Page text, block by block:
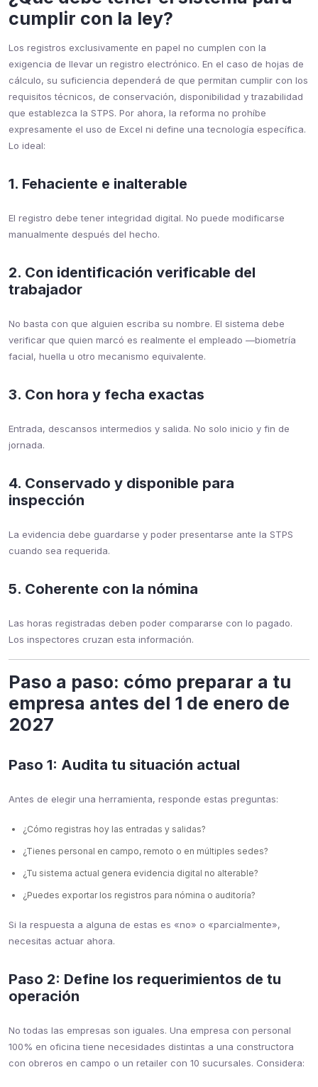
cumplir con la ley?
Los registros exclusivamente en papel no cumplen con la
exigencia de llevar un registro electrónico. En el caso de hojas de
cálculo, su suficiencia dependerá de que permitan cumplir con los
requisitos técnicos, de conservación, disponibilidad y trazabilidad
que establezca la STPS. Por ahora, la reforma no prohíbe
expresamente el uso de Excel ni define una tecnología específica.
Lo ideal:
1. Fehaciente e inalterable
El registro debe tener integridad digital. No puede modificarse
manualmente después del hecho.
2. Con identificación verificable del
trabajador
No basta con que alguien escriba su nombre. El sistema debe
verificar que quien marcó es realmente el empleado —biometría
facial, huella u otro mecanismo equivalente.
3. Con hora y fecha exactas
Entrada, descansos intermedios y salida. No solo inicio y fin de
jornada.
4. Conservado y disponible para
inspección
La evidencia debe guardarse y poder presentarse ante la STPS
cuando sea requerida.
5. Coherente con la nómina
Las horas registradas deben poder compararse con lo pagado.
Los inspectores cruzan esta información.
Paso a paso: cómo preparar a tu
empresa antes del 1 de enero de
2027
Paso 1: Audita tu situación actual
Antes de elegir una herramienta, responde estas preguntas:
¿Cómo registras hoy las entradas y salidas?
¿Tienes personal en campo, remoto o en múltiples sedes?
¿Tu sistema actual genera evidencia digital no alterable?
¿Puedes exportar los registros para nómina o auditoría?
Si la respuesta a alguna de estas es «no» o «parcialmente»,
necesitas actuar ahora.
Paso 2: Define los requerimientos de tu
operación
No todas las empresas son iguales. Una empresa con personal
100% en oficina tiene necesidades distintas a una constructora
con obreros en campo o un retailer con 10 sucursales. Considera: